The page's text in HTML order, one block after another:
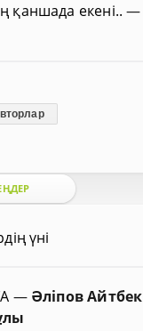
қаншада екені..—
үні
— Әліпов Айтбек